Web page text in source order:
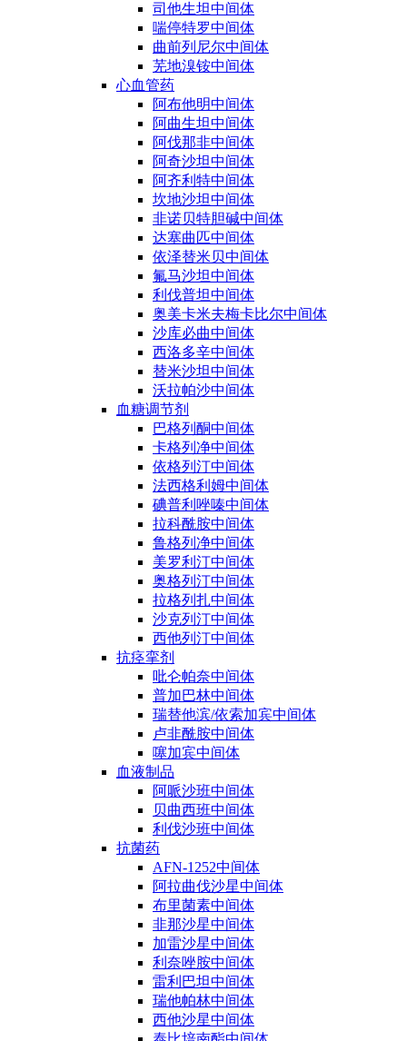
司他生坦中间体
喘停特罗中间体
曲前列尼尔中间体
芜地溴铵中间体
心血管药
阿布他明中间体
阿曲生坦中间体
阿伐那非中间体
阿奇沙坦中间体
阿齐利特中间体
坎地沙坦中间体
非诺贝特胆碱中间体
达塞曲匹中间体
依泽替米贝中间体
氟马沙坦中间体
利伐普坦中间体
奥美卡米夫梅卡比尔中间体
沙库必曲中间体
西洛多辛中间体
替米沙坦中间体
沃拉帕沙中间体
血糖调节剂
巴格列酮中间体
卡格列净中间体
依格列汀中间体
法西格利姆中间体
碘普利唑嗪中间体
拉科酰胺中间体
鲁格列净中间体
美罗利汀中间体
奥格列汀中间体
拉格列扎中间体
沙克列汀中间体
西他列汀中间体
抗痉挛剂
吡仑帕奈中间体
普加巴林中间体
瑞替他滨/依索加宾中间体
卢非酰胺中间体
噻加宾中间体
血液制品
阿哌沙班中间体
贝曲西班中间体
利伐沙班中间体
抗菌药
AFN-1252中间体
阿拉曲伐沙星中间体
布里菌素中间体
非那沙星中间体
加雷沙星中间体
利奈唑胺中间体
雷利巴坦中间体
瑞他帕林中间体
西他沙星中间体